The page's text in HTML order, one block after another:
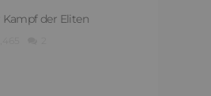
Kampf der Eliten